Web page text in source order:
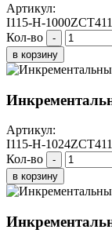
Артикул:
I115-H-
Кол-во
-
в корзину
Артикул:
I115-H-
Кол-во
-
в корзину